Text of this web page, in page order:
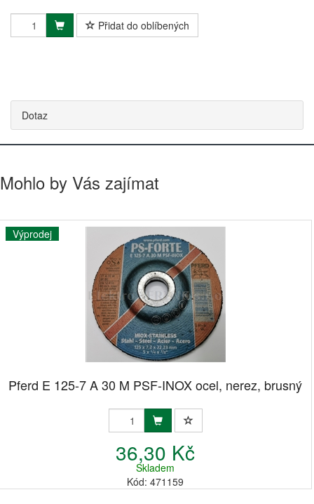
Přidat do oblíbených
Dotaz
Mohlo by Vás zajímat
Výprodej
Pferd E 125-7 A 30 M PSF-INOX ocel, nerez, brusný
36,30 Kč
Skladem
Kód: 471159